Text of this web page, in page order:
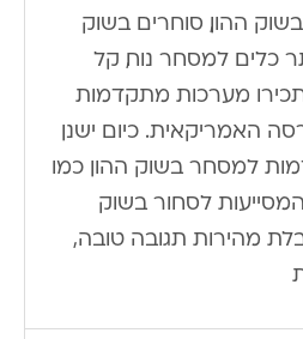
ההון, סוחרים בשוק
כלים למסחר נוח, קל
מערכות מתקדמות
האמריקאית. כיום ישנן
למסחר בשוק ההון כמו
לסחור בשוק
מהירות תגובה טובה,